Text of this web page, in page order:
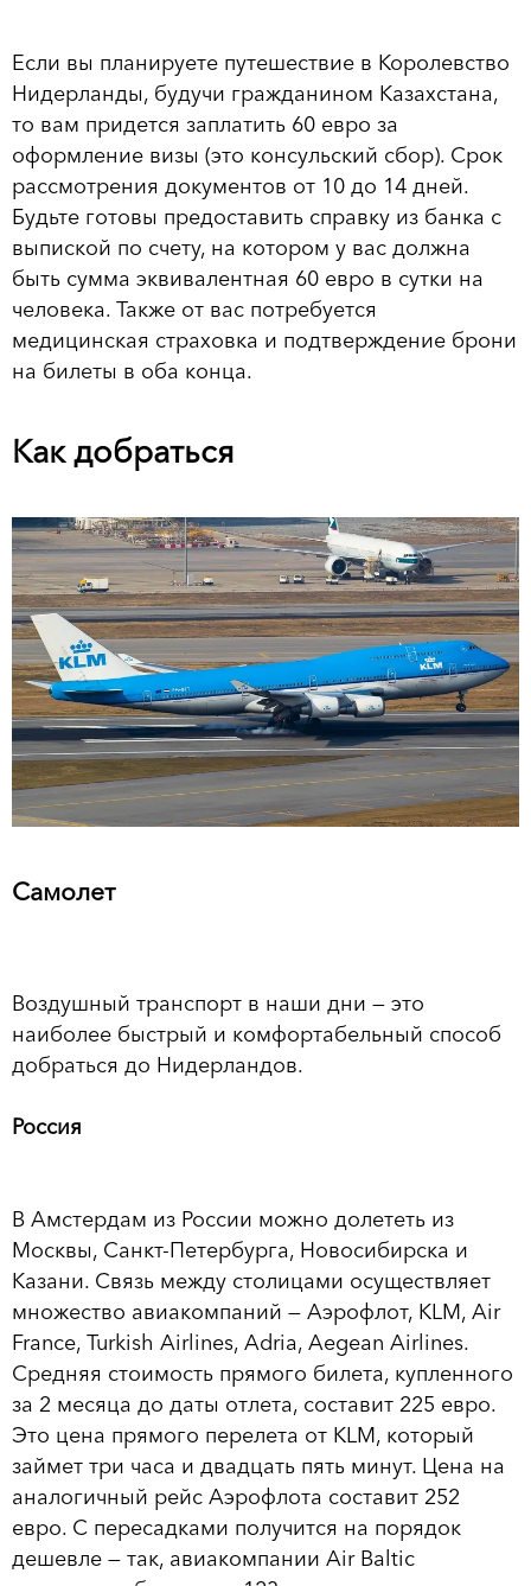
Если вы планируете путешествие в Королевство
Нидерланды, будучи гражданином Казахстана,
то вам придется заплатить 60 евро за
оформление визы (это консульский сбор). Срок
рассмотрения документов от 10 до 14 дней.
Будьте готовы предоставить справку из банка с
выпиской по счету, на котором у вас должна
быть сумма эквивалентная 60 евро в сутки на
человека. Также от вас потребуется
медицинская страховка и подтверждение брони
на билеты в оба конца.
Как добраться
Самолет
Воздушный транспорт в наши дни — это
наиболее быстрый и комфортабельный способ
добраться до Нидерландов.
Россия
В Амстердам из России можно долететь из
Москвы, Санкт-Петербурга, Новосибирска и
Казани. Связь между столицами осуществляет
множество авиакомпаний — Аэрофлот, KLM, Air
France, Turkish Airlines, Adria, Aegean Airlines.
Средняя стоимость прямого билета, купленного
за 2 месяца до даты отлета, составит 225 евро.
Это цена прямого перелета от KLM, который
займет три часа и двадцать пять минут. Цена на
аналогичный рейс Аэрофлота составит 252
евро. С пересадками получится на порядок
дешевле — так, авиакомпании Air Baltic